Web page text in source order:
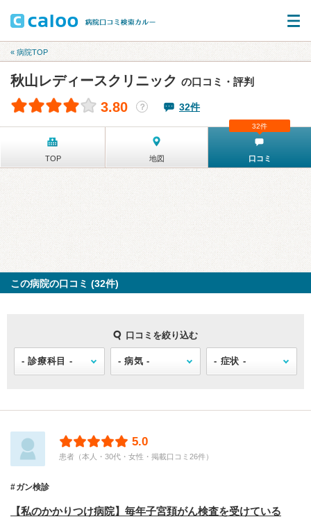
« 病院TOP
秋山レディースクリニック の口コミ・評判
3.80 ？ 32件
TOP 地図 口コミ
32件
この病院の口コミ (32件)
口コミを絞り込む
5.0
患者（本人・30代・女性・掲載口コミ26件）
ガン検診
【私のかかりつけ病院】毎年子宮頚がん検査を受けている